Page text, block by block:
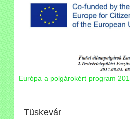
Európa a polgárokért program
Tüskevár